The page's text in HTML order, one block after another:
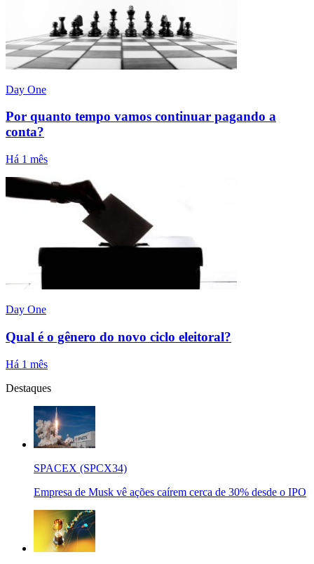
Day One
Por quanto tempo vamos continuar pagando a
conta?
Há 1 mês
Day One
Qual é o gênero do novo ciclo eleitoral?
Há 1 mês
Destaques
SPACEX (SPCX34)
Empresa de Musk vê ações caírem cerca de 30% desde o IPO